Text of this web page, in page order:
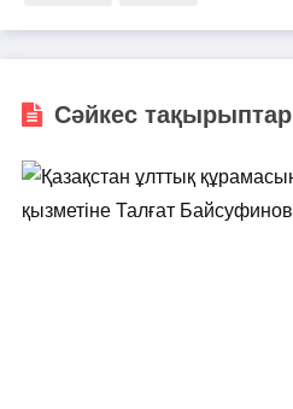
Сәйкес тақырыптар